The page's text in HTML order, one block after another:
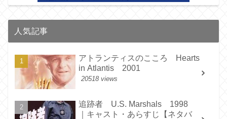
人気記事
アトランティスのこころ Hearts
in Atlantis 2001
20518 views
追跡者 U.S. Marshals 1998
｜キャスト・あらすじ【ネタバ